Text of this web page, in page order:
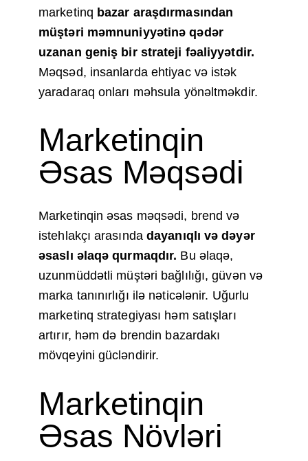
marketinq bazar araşdırmasından
müştəri məmnuniyyətinə qədər
uzanan geniş bir strateji fəaliyyətdir.
Məqsəd, insanlarda ehtiyac və istək
yaradaraq onları məhsula yönəltməkdir.
Marketinqin
Əsas Məqsədi
Marketinqin əsas məqsədi, brend və
istehlakçı arasında dayanıqlı və dəyər
əsaslı əlaqə qurmaqdır. Bu əlaqə,
uzunmüddətli müştəri bağlılığı, güvən və
marka tanınırlığı ilə nəticələnir. Uğurlu
marketinq strategiyası həm satışları
artırır, həm də brendin bazardakı
mövqeyini gücləndirir.
Marketinqin
Əsas Növləri